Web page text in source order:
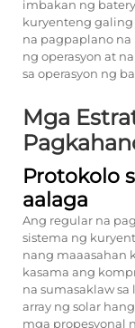
imbakan ng
kuryenteng galing
na pagpaplano na
ng operasyon at
sa operasyon ng
Mga
Protokolo
aalaga
Ang regular na
sistema ng
nang maaasahan
kasama ang
na sumasaklaw
array ng solar
mga propesyonal